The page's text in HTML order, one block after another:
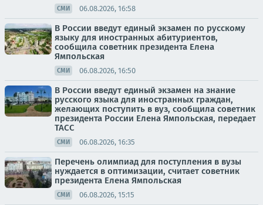
СМИ 06.08.2026, 16:58
В России введут единый экзамен по русскому
языку для иностранных абитуриентов,
сообщила советник президента Елена
Ямпольская
СМИ 06.08.2026, 16:50
В России введут единый экзамен на знание
русского языка для иностранных граждан,
желающих поступить в вуз, сообщила советник
президента России Елена Ямпольская, передает
ТАСС
СМИ 06.08.2026, 16:35
Перечень олимпиад для поступления в вузы
нуждается в оптимизации, считает советник
президента Елена Ямпольская
СМИ 06.08.2026, 15:15